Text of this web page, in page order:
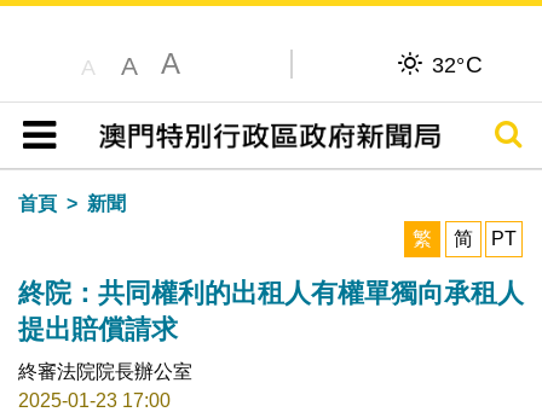
A A A 32°C
目錄
搜尋
首頁
新聞
繁
简 PT
終院：共同權利的出租人有權單獨向承租人
提出賠償請求
終審法院院長辦公室
2025-01-23 17:00